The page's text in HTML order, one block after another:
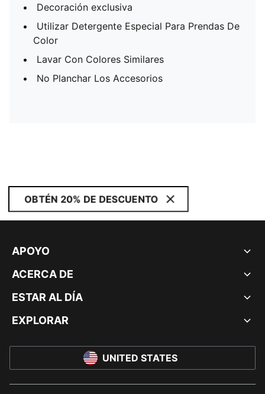
Decoración exclusiva
Utilizar Detergente Especial Para Prendas De
Color
Lavar Con Colores Similares
No Planchar Los Accesorios
OBTÉN 20% DE DESCUENTO
APOYO
ACERCA DE
ESTAR AL DÍA
EXPLORAR
UNITED STATES